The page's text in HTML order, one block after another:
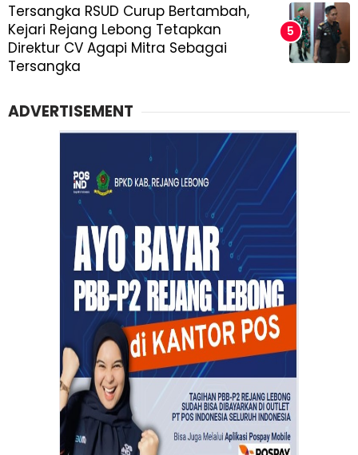
Tersangka RSUD Curup Bertambah,
Kejari Rejang Lebong Tetapkan
Direktur CV Agapi Mitra Sebagai
Tersangka
ADVERTISEMENT